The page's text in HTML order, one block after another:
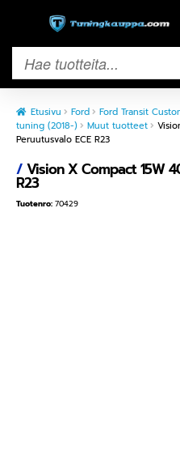
Etusivu Ford Ford Transit
tuning (2018-)
Muut tuotteet
Peruutusvalo ECE R23
/Vision X Compact 15W
R23
Tuotenro: 70429